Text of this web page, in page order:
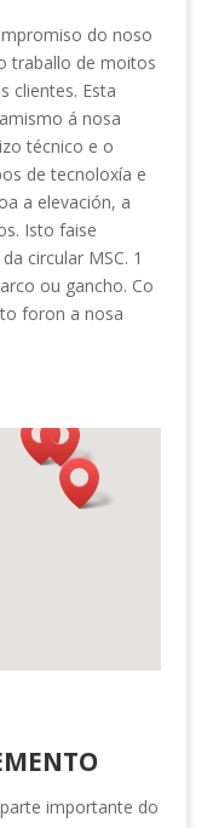
do noso
traballo de moitos
clientes. Esta
á nosa
técnico e o
de tecnoloxía e
a elevación, a
Isto faise
circular MSC. 1
ou gancho. Co
foron a nosa
importante do